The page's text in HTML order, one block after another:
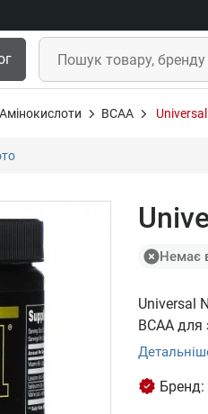
Амінокислоти BCAA
Немає
Universal
ВСАА для
Бренд: